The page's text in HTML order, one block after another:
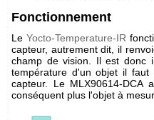
Fonctionnement
LeYocto-Temperature-IR
capteur, autrement dit, il
champ de vision. Il est donc
température d'un objet il
capteur. Le MLX90614-
conséquent plus l'objet à